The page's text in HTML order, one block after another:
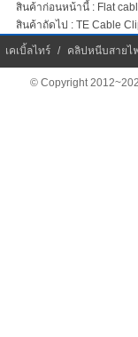
สินค้าก่อนหน้านี้ : Flat
สินค้าถัดไป : TE Cable
เคเบิ้ลไทร์ / คลิปหนีบสายไ
© Copyright 2012~2026